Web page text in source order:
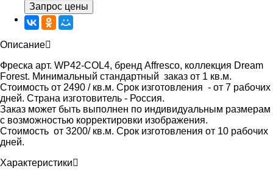
Запрос цены
Описание
Фреска арт. WP42-COL4, бренд Affresco, коллекция Dream
Forest. Минимальный стандартный заказ от 1 кв.м.
Стоимость от 2490 / кв.м. Срок изготовления - от 7 рабочих
дней. Страна изготовитель - Россия.
Заказ может быть выполнен по индивидуальным размерам
с возможностью корректировки изображения.
Стоимость от 3200/ кв.м. Срок изготовления от 10 рабочих
дней.
Характеристики